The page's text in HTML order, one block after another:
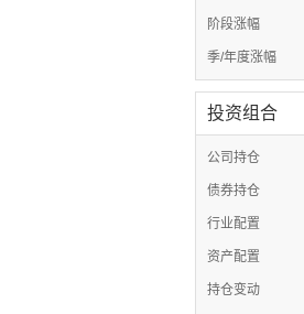
阶段涨幅
季/年度涨幅
投资组合
公司持仓
债券持仓
行业配置
资产配置
持仓变动